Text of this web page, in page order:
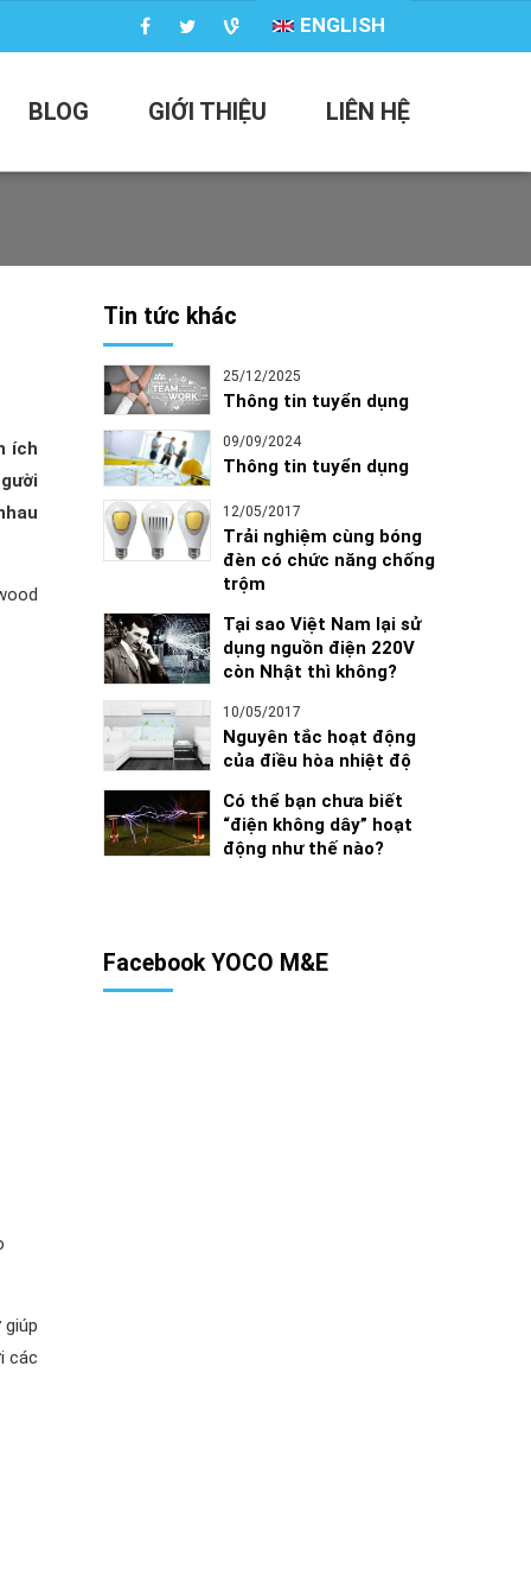
ENGLISH
BLOG GIỚI THIỆU LIÊN HỆ
ích
các
Tin tức khác
25/12/2025
Thông tin tuyển dụng
09/09/2024
Thông tin tuyển dụng
12/05/2017
Trải nghiệm cùng bóng
đèn có chức năng chống
trộm
Tại sao Việt Nam lại sử
dụng nguồn điện 220V
còn Nhật thì không?
10/05/2017
Nguyên tắc hoạt động
của điều hòa nhiệt độ
Có thể bạn chưa biết
“điện không dây” hoạt
động như thế nào?
Facebook YOCO M&E